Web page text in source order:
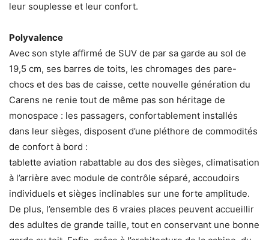
leur souplesse et leur confort.
Polyvalence
Avec son style affirmé de SUV de par sa garde au sol de
19,5 cm, ses barres de toits, les chromages des pare-
chocs et des bas de caisse, cette nouvelle génération du
Carens ne renie tout de même pas son héritage de
monospace : les passagers, confortablement installés
dans leur sièges, disposent d’une pléthore de commodités
de confort à bord :
tablette aviation rabattable au dos des sièges, climatisation
à l’arrière avec module de contrôle séparé, accoudoirs
individuels et sièges inclinables sur une forte amplitude.
De plus, l’ensemble des 6 vraies places peuvent accueillir
des adultes de grande taille, tout en conservant une bonne